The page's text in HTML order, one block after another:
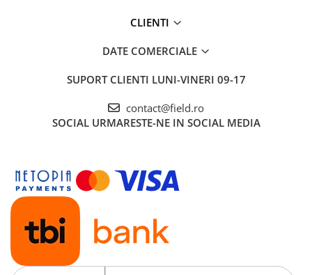
CLIENTI
DATE COMERCIALE
SUPORT CLIENTI LUNI-VINERI 09-17
contact@field.ro
SOCIAL URMARESTE-NE IN SOCIAL MEDIA